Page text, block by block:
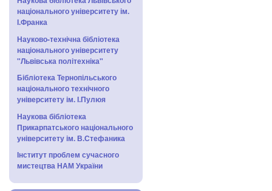
національного університету ім.
І.Франка
Науково-технічна бібліотека
національного університету
"Львівська політехніка"
Бібліотека Тернопільського
національного технічного
університету ім. І.Пулюя
Наукова бібліотека
Прикарпатського національного
університету ім. В.Стефаника
Інститут проблем сучасного
мистецтва НАМ України